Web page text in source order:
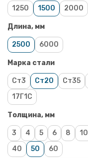
1250 1500 2000
Длина, мм
2500 6000
Марка стали
Ст3 Ст20 Ст35
17Г1С
Толщина, мм
3 4 5 6 8 10
40
50 60